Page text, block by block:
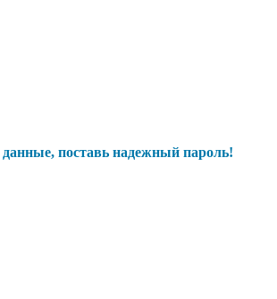
поставь надежный пароль!